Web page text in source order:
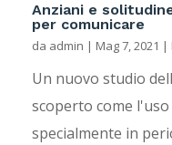
Anziani e
per comunicare
da admin | Mag 7, 2021 |
Un nuovo studio
scoperto come
specialmente in